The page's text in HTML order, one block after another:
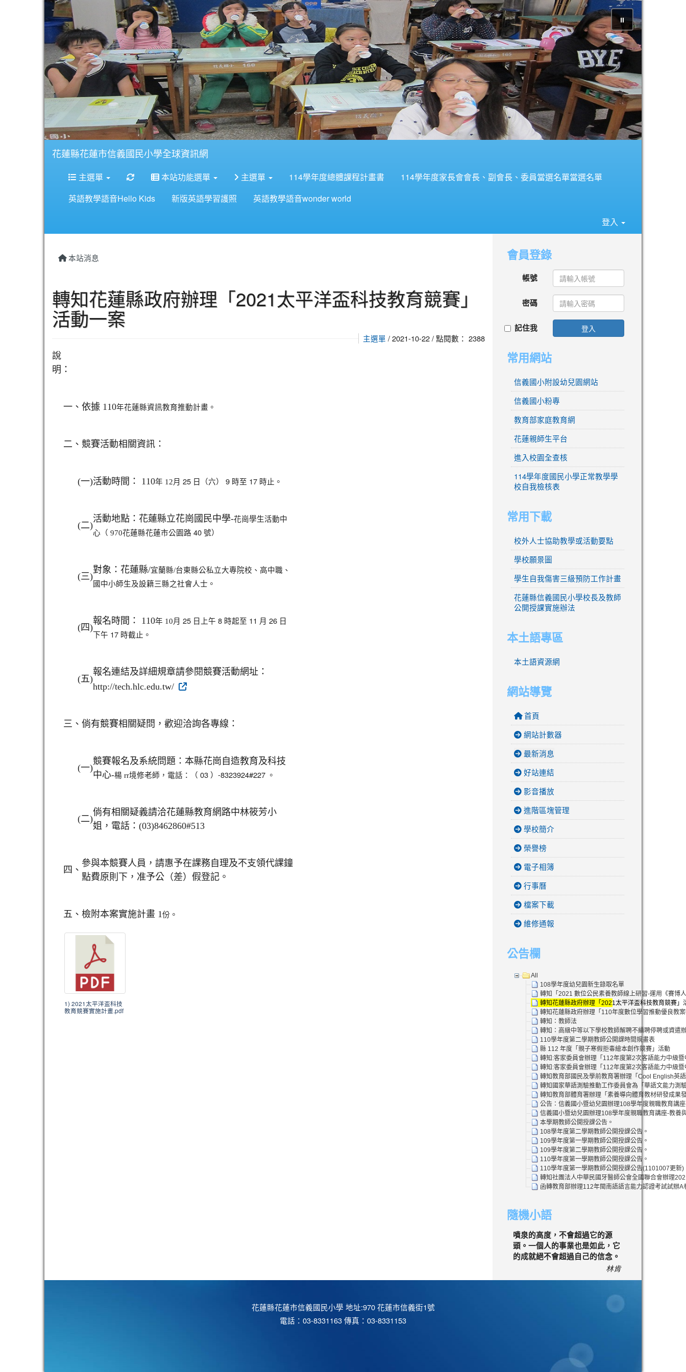
⏸
花蓮縣花蓮市信義國民小學全球資訊網
主選單 重新取得佈景設定
本站功能選單 主選單 114學年度總體課程計畫書
114學年度家長會會長、副會長、委員當選名單當選名單
英語教學語音Hello Kids
新版英語學習護照
英語教學語音wonder world
登入
本站消息
轉知花蓮縣政府辦理「2021太平洋盃科技教育競賽」
活動一案
主選單 / 2021-10-22 / 點閱數： 2388
說
明：
一、 依據 110年花蓮縣資訊教育推動計畫。
二、 競賽活動相關資訊：
(一)活動時間： 110年 12月 25 日（六） 9 時至 17 時止。
(二)
活動地點：花蓮縣立花崗國民中學-花崗學生活動中
心（ 970花蓮縣花蓮市公園路 40 號）
(三)
對象：花蓮縣/宜蘭縣/台東縣公私立大專院校、高中職、
國中小師生及設籍三縣之社會人士。
(四)
報名時間： 110年 10月 25 日上午 8 時起至 11 月 26 日
下午 17 時截止。
(五)
報名連結及詳細規章請參閱競賽活動網址：
http://tech.hlc.edu.tw/
三、 倘有競賽相關疑問，歡迎洽詢各專線：
(一)
競賽報名及系統問題：本縣花崗自造教育及科技
中心-楊 rr境修老師，電話：（ 03 ）-8323924#227 。
(二)
倘有相關疑義請洽花蓮縣教育網路中林筱芳小
姐，電話：(03)8462860#513
四、
參與本競賽人員，請惠予在課務自理及不支領代課鐘
點費原則下，准予公（差）假登記。
五、 檢附本案實施計畫 1份。
1) 2021太平洋盃科技
教育競賽實施計畫.pdf
會員登錄
帳號
密碼
記住我 登入
常用網站
信義國小附設幼兒園網站
信義國小粉專
教育部家庭教育網
花蓮親師生平台
進入校園全查核
114學年度國民小學正常教學學
校自我檢核表
常用下載
校外人士協助教學或活動要點
學校願景圖
學生自我傷害三級預防工作計畫
花蓮縣信義國民小學校長及教師
公開授課實施辦法
本土語專區
本土語資源網
網站導覽
首頁
網站計數器
最新消息
好站連結
影音播放
進階區塊管理
學校簡介
榮譽榜
電子相簿
行事曆
檔案下載
維修通報
公告欄
All
108學年度幼兒園新生錄取名單
轉知「2021 數位公民素養教師線上研習-運用《賽博
轉知花蓮縣政府辦理「2021太平洋盃科技教育競賽」
轉知花蓮縣政府辦理「110年度數位學習推動優良教
轉知：教師法
轉知：高級中等以下學校教師解聘不續聘停聘或資遣
110學年度第二學期教師公開課時間規畫表
縣 112 年度「親子寒假拒毒繪本創作競賽」活動
轉知:客家委員會辦理「112年度第2次客語能力中級
轉知:客家委員會辦理「112年度第2次客語能力中級
轉知教育部國民及學前教育署辦理「Cool English英
轉知國家華語測驗推動工作委員會為「華語文能力測
轉知教育部體育署辦理「素養導向體育教材研發成果
公告：信義國小暨幼兒園辦理108學年度親職教育講
信義國小暨幼兒園辦理108學年度親職教育講座-教養
本學期教師公開授課公告。
108學年度第二學期教師公開授課公告。
109學年度第一學期教師公開授課公告。
109學年度第二學期教師公開授課公告。
110學年度第一學期教師公開授課公告。
110學年度第一學期教師公開授課公告(1101007更新)
轉知社團法人中華民國牙醫師公會全國聯合會辦理
函轉教育部辦理112年閩南語語言能力認證考試試辦
隨機小語
噴泉的高度，不會超過它的源
頭。一個人的事業也是如此，它
的成就絕不會超過自己的信念。
林肯
花蓮縣花蓮市信義國民小學 地址:970 花蓮市信義街1號
電話：03-8331163 傳真：03-8331153